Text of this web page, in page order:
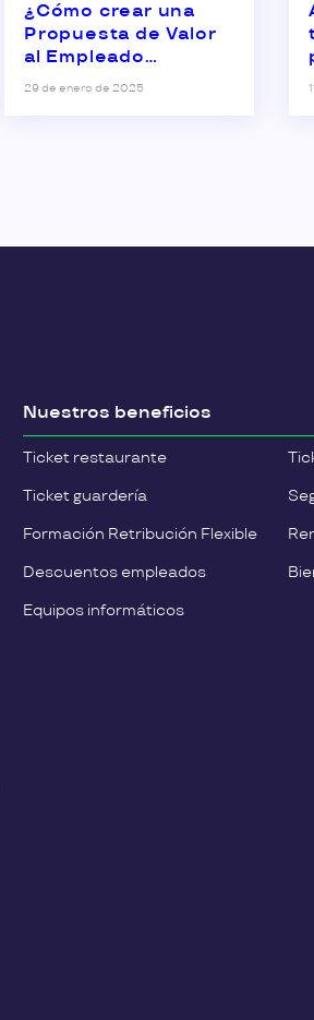
¿Cómo crear una
Propuesta de Valor
al Empleado
atractiva?
29 de enero de 2025
Nuestros beneficios
Ticket restaurante
Ticket guardería
Formación Retribución Flexible
Descuentos empleados
Equipos informáticos